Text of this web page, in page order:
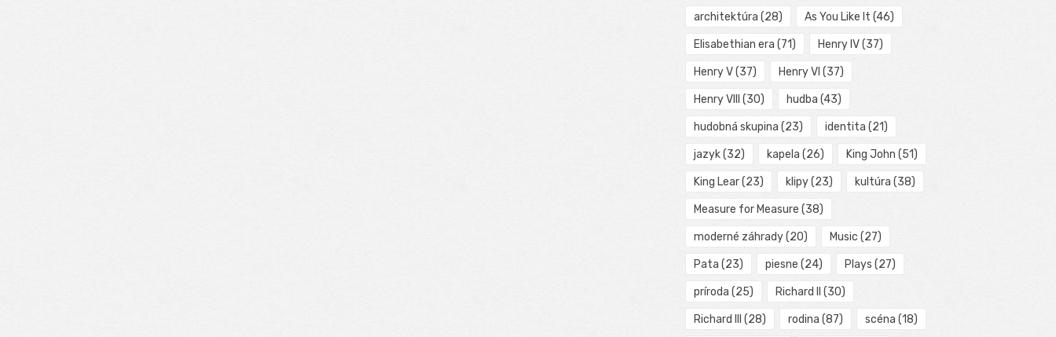
architektúra (28) As You Like It (46)
Elisabethian era (71) Henry IV(37)
Henry V(37) Henry VI (37)
Henry VIII (30) hudba (43)
hudobná skupina (23) identita (21)
jazyk(32) kapela (26) King John (51)
King Lear(23) klipy(23) kultúra (38)
Measure for Measure (38)
moderné záhrady(20) Music (27)
Pata (23) piesne (24) Plays (27)
príroda (25) Richard II (30)
Richard III (28) rodina (87) scéna (18)